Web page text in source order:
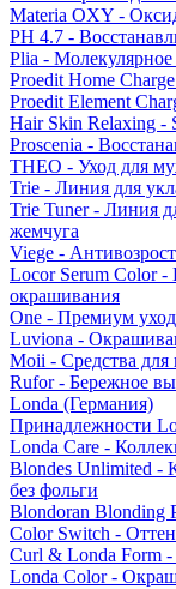
Materia OXY -
PH 4.7 -
Plia -
Proedit Home
Proedit Element
Hair Skin Relaxing -
Proscenia -
THEO - Уход для
Trie - Линия для
Trie Tuner - Линия
жемчуга
Viege -
Locor Serum Color -
окрашивания
One - Премиум уход
Luviona -
Moii - Средства для
Rufor - Бережное
Londa (Германия)
Принадлежности
Londa Care -
Blondes Unlimited -
без фольги
Blondoran Blonding
Color Switch -
Curl & Londa Form -
Londa Color -